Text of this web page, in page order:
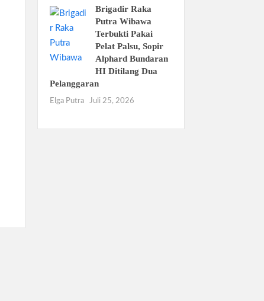
Brigadir Raka
Putra Wibawa
Terbukti Pakai
Pelat Palsu, Sopir
Alphard Bundaran
HI Ditilang Dua
Pelanggaran
Elga Putra Juli 25, 2026